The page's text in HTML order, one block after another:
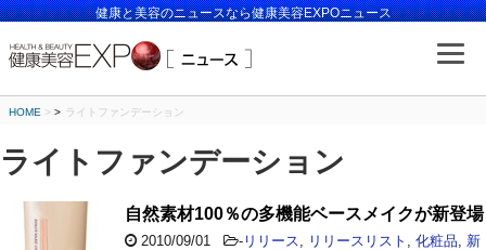
健康と美容のニュースなら健康美容EXPOニュース
HOME > ライトファンデーション
ライトファンデーション
自然素材100％の多機能ベースメイクが新登場
2010/09/01 - リリース リリースリスト 化粧品
新